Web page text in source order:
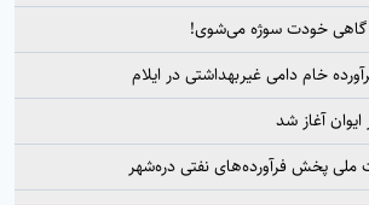
گاهی خودت سوژه می‌شوی!
آغاز شد
پخش فرآورده‌های نفتی دره‌شهر